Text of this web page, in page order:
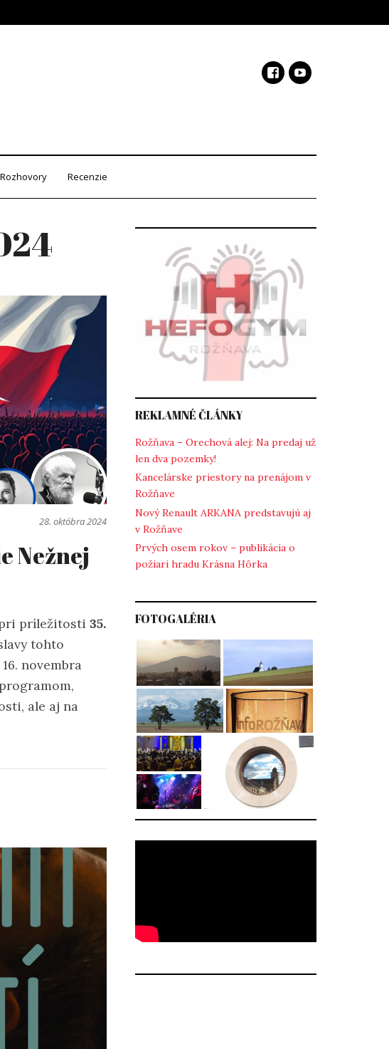
Rozhovory Recenzie
28. októbra 2024
Nežnej
príležitosti 35.
tohto
novembra
ale aj na
REKLAMNÉ ČLÁNKY
Rožňava – Orechová alej: Na predaj už
len dva pozemky!
Kancelárske priestory na prenájom v
Rožňave
Nový Renault ARKANA predstavujú aj
v Rožňave
Prvých osem rokov – publikácia o
požiari hradu Krásna Hôrka
FOTOGALÉRIA